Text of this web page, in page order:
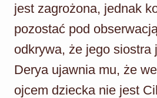
jest zagrożona, jednak
pozostać pod
odkrywa, że jego siostra
Derya ujawnia mu, że
ojcem dziecka nie jest